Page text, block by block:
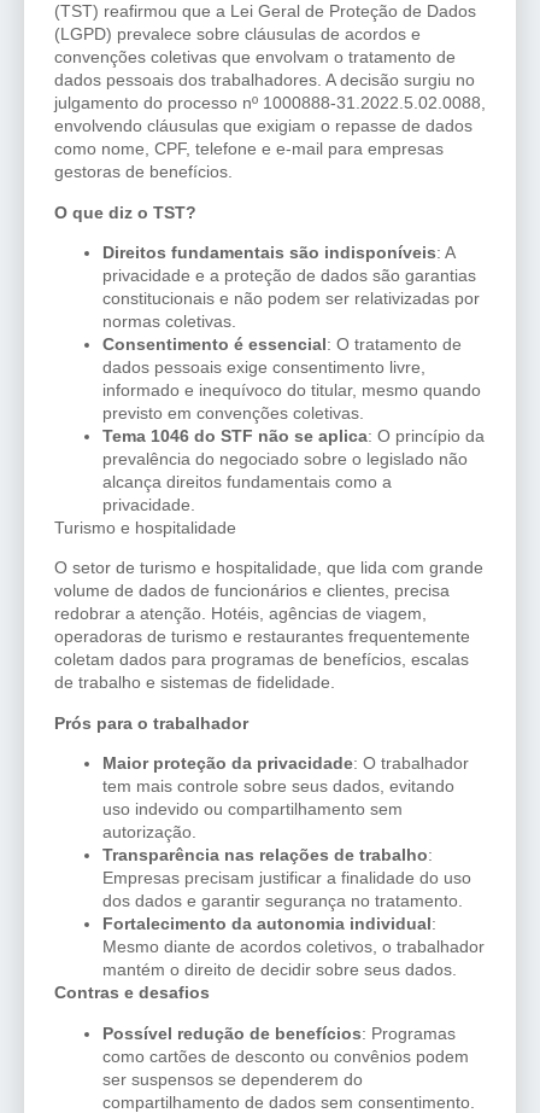
(TST) reafirmou que a Lei Geral de Proteção de Dados
(LGPD) prevalece sobre cláusulas de acordos e
convenções coletivas que envolvam o tratamento de
dados pessoais dos trabalhadores. A decisão surgiu no
julgamento do processo nº 1000888-31.2022.5.02.0088,
envolvendo cláusulas que exigiam o repasse de dados
como nome, CPF, telefone e e-mail para empresas
gestoras de benefícios.
O que diz o TST?
Direitos fundamentais são indisponíveis: A
privacidade e a proteção de dados são garantias
constitucionais e não podem ser relativizadas por
normas coletivas.
Consentimento é essencial: O tratamento de
dados pessoais exige consentimento livre,
informado e inequívoco do titular, mesmo quando
previsto em convenções coletivas.
Tema 1046 do STF não se aplica: O princípio da
prevalência do negociado sobre o legislado não
alcança direitos fundamentais como a
privacidade.
Turismo e hospitalidade
O setor de turismo e hospitalidade, que lida com grande
volume de dados de funcionários e clientes, precisa
redobrar a atenção. Hotéis, agências de viagem,
operadoras de turismo e restaurantes frequentemente
coletam dados para programas de benefícios, escalas
de trabalho e sistemas de fidelidade.
Prós para o trabalhador
Maior proteção da privacidade: O trabalhador
tem mais controle sobre seus dados, evitando
uso indevido ou compartilhamento sem
autorização.
Transparência nas relações de trabalho:
Empresas precisam justificar a finalidade do uso
dos dados e garantir segurança no tratamento.
Fortalecimento da autonomia individual:
Mesmo diante de acordos coletivos, o trabalhador
mantém o direito de decidir sobre seus dados.
Contras e desafios
Possível redução de benefícios: Programas
como cartões de desconto ou convênios podem
ser suspensos se dependerem do
compartilhamento de dados sem consentimento.